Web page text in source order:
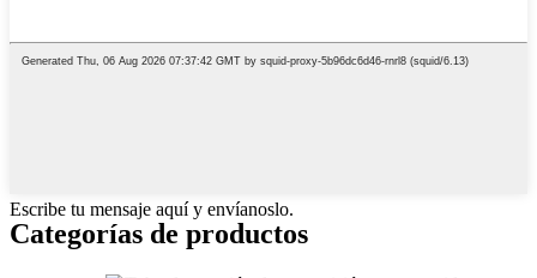
Escribe tu mensaje aquí y envíanoslo.
Categorías de productos